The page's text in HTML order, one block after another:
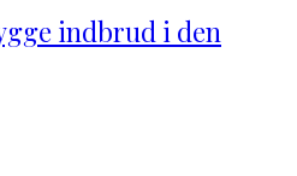
indbrud i den